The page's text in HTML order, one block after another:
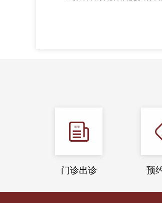
门诊出诊 预